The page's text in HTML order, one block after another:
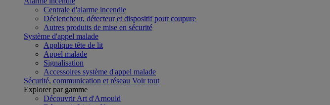
Centrale d'alarme incendie
Déclencheur, détecteur et dispositif pour coupure
Autres produits de mise en sécurité
Système d'appel malade
Applique tête de lit
Appel malade
Signalisation
Accessoires système d'appel malade
Sécurité, communication et réseau Voir tout
Explorer par gamme
Découvrir Art d'Arnould